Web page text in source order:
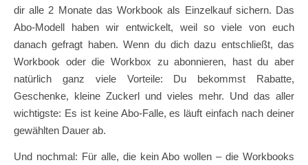
dir alle 2 Monate das Workbook als Einzelkauf sichern. Das
Abo-Modell haben wir entwickelt, weil so viele von euch
danach gefragt haben. Wenn du dich dazu entschließt, das
Workbook oder die Workbox zu abonnieren, hast du aber
natürlich ganz viele Vorteile: Du bekommst Rabatte,
Geschenke, kleine Zuckerl und vieles mehr. Und das aller
wichtigste: Es ist keine Abo-Falle, es läuft einfach nach deiner
gewählten Dauer ab.
Und nochmal: Für alle, die kein Abo wollen – die Workbooks